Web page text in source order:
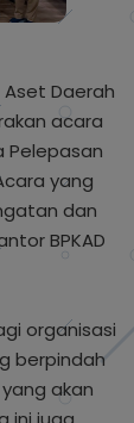
Aset Daerah
acara
Pelepasan
yang
dan
BPKAD
organisasi
berpindah
akan